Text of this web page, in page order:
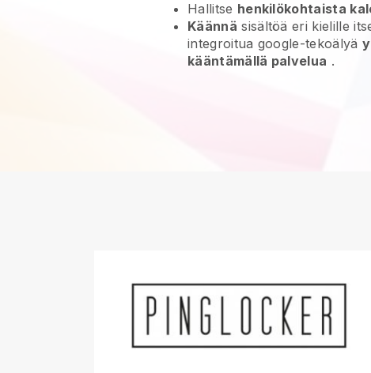
Hallitse henkilökohtaista
Käännä sisältöä eri kielille
integroitua google-tekoälyä
kääntämällä palvelua .